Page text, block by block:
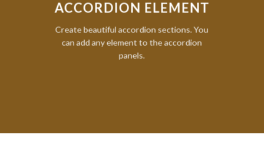
ACCORDION ELEMENT
Create beautiful accordion sections. You
can add any element to the accordion
panels.